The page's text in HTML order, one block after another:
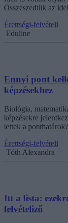
Összeszedtük az
Érettségi-felvételi
Eduline
Ennyi pont
képzésekhez
Biológia,
képzésekre
lettek a
Érettségi-felvételi
Tóth Alexandra
Itt a lista:
felvételiző